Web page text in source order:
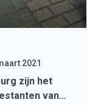
2021
zijn het
van